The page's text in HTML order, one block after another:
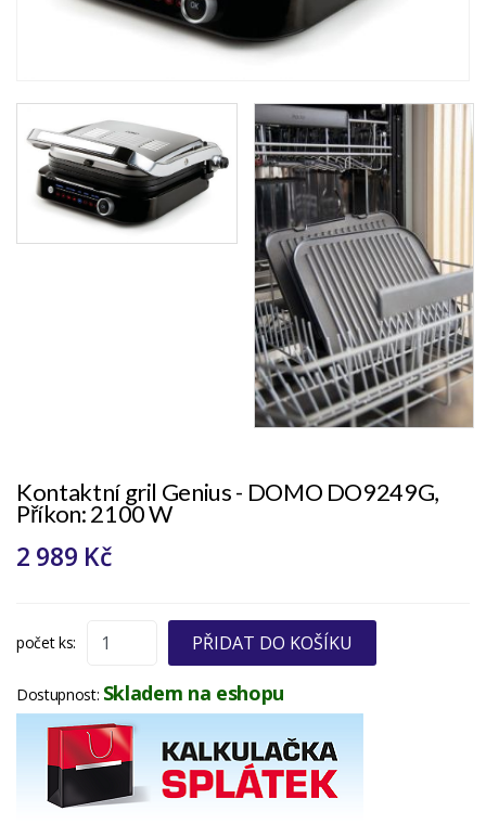
Kontaktní gril Genius - DOMO DO9249G,
Příkon: 2100 W
2 989 Kč
počet ks: PŘIDAT DO KOŠÍKU
Dostupnost: Skladem na eshopu